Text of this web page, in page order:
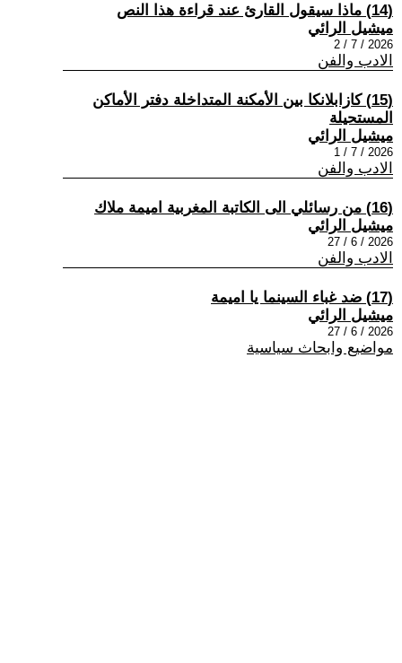
(14) ماذا سيقول القارئ عند قراءة هذا النص
ميشيل الرائي
2026 / 7 / 2
الادب والفن
(15) كازابلانكا بين الأمكنة المتداخلة دفتر الأماكن
المستحيلة
ميشيل الرائي
2026 / 7 / 1
الادب والفن
(16) من رسائلي الى الكاتبة المغربية اميمة ملاك
ميشيل الرائي
2026 / 6 / 27
الادب والفن
(17) ضد غباء السينما يا اميمة
ميشيل الرائي
2026 / 6 / 27
مواضيع وابحاث سياسية